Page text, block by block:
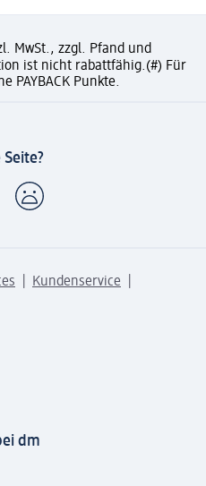
MwSt., zzgl. Pfand und
ist nicht rabattfähig.(#) Für
PAYBACK Punkte.
Kundenservice
dm